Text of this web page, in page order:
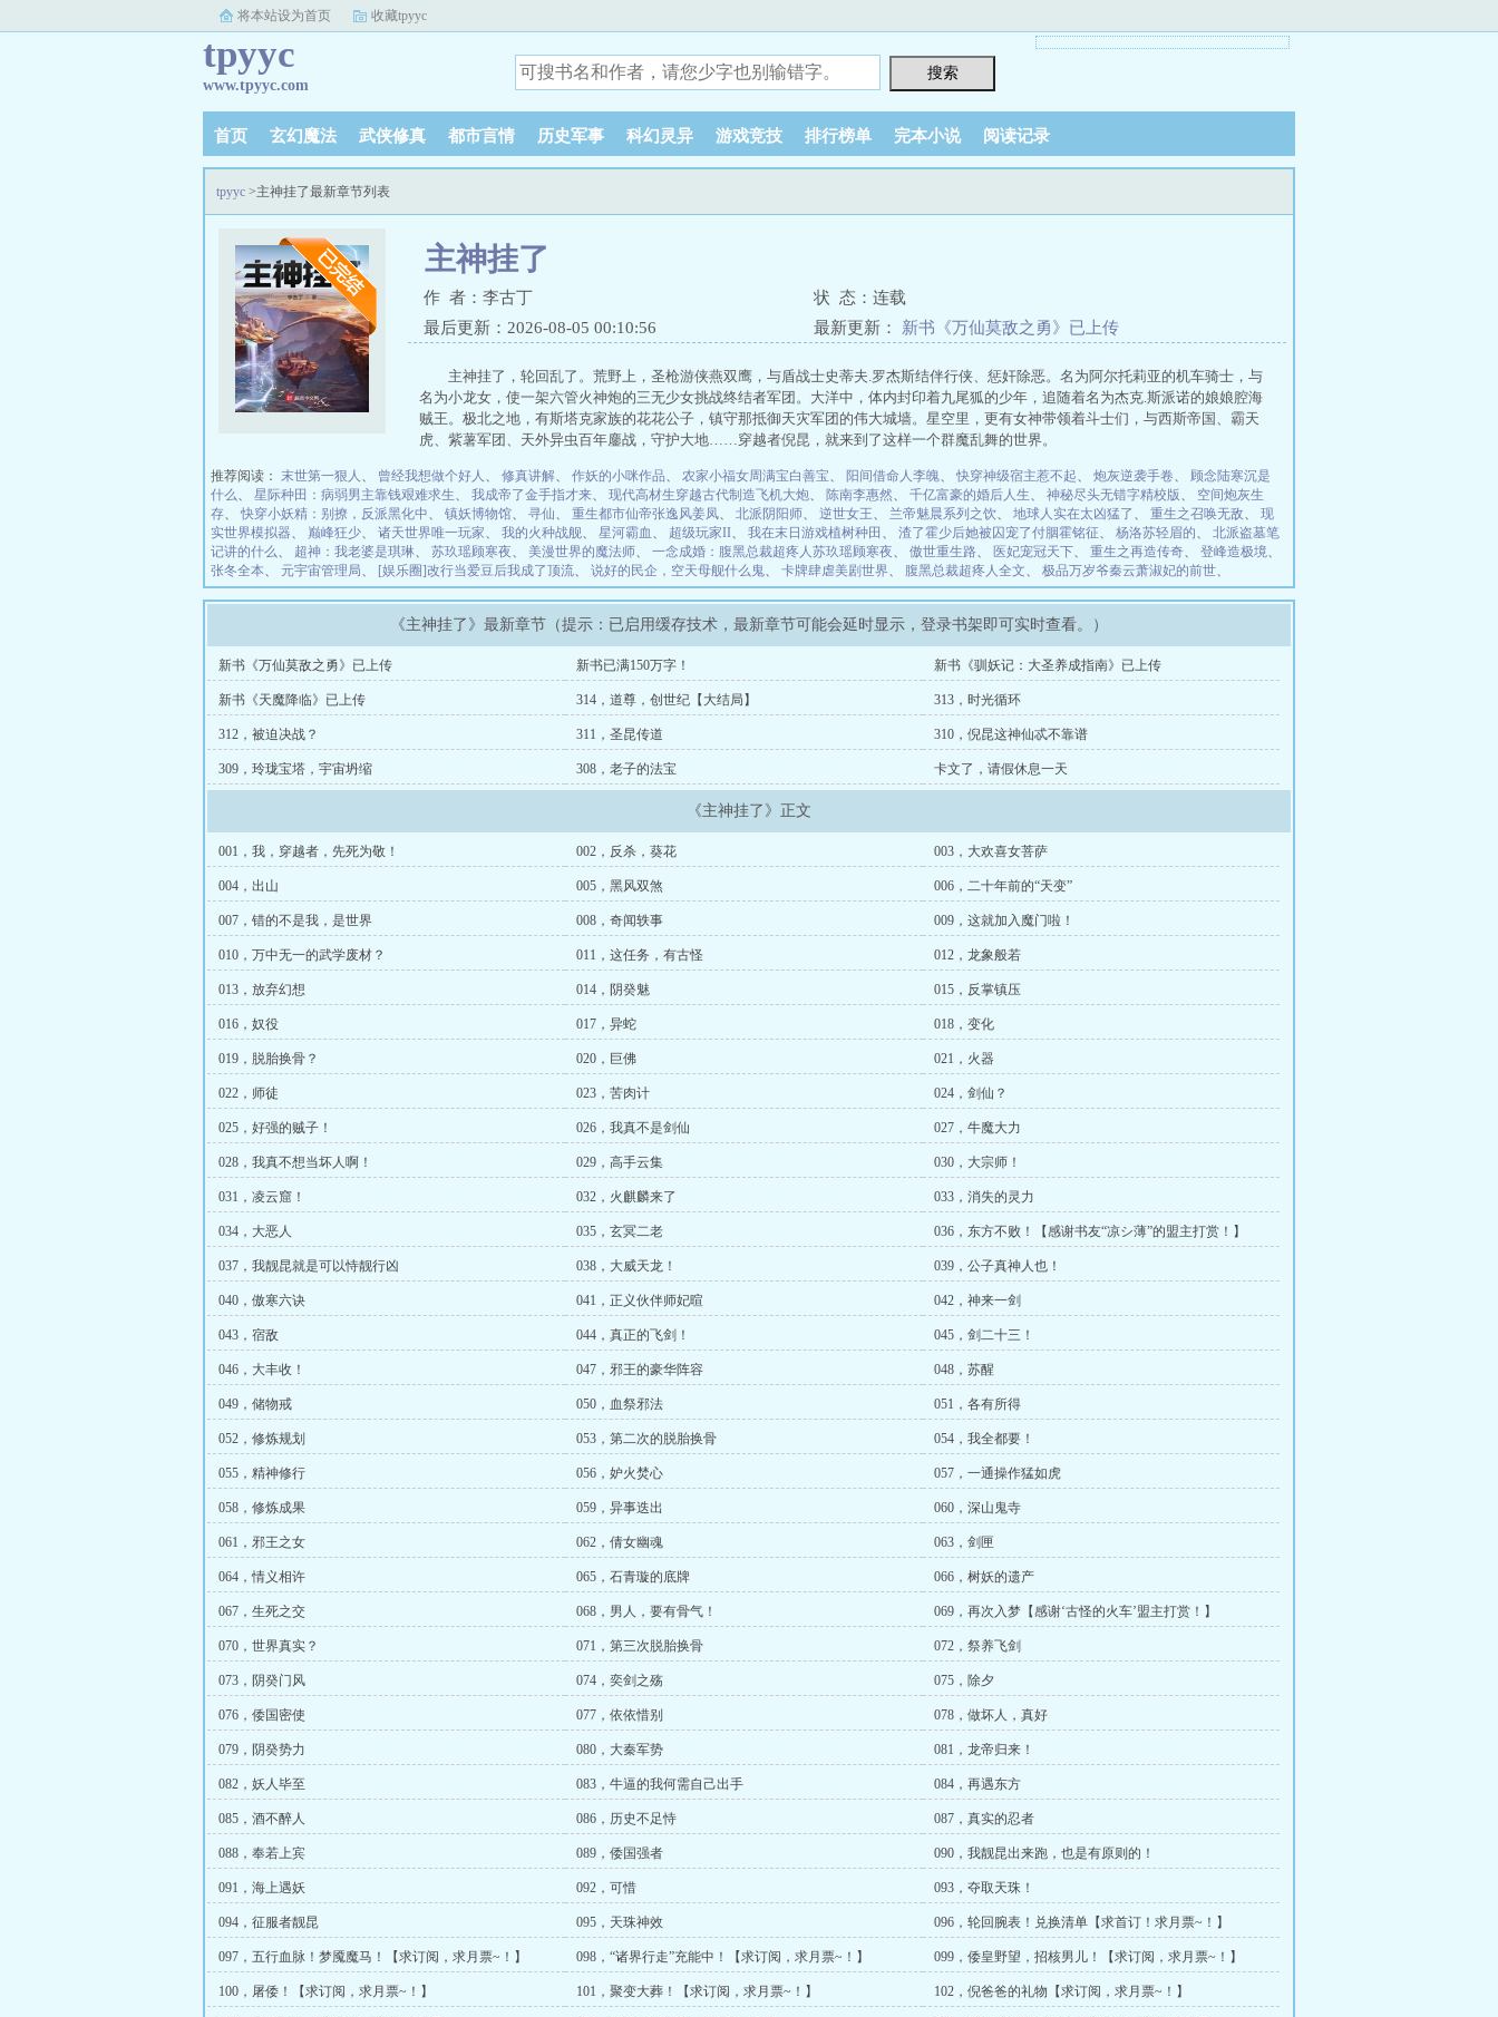
将本站设为首页 收藏tpyyc
tpyyc
www.tpyyc.com
首页 玄幻魔法 武侠修真 都市言情 历史军事 科幻灵异 游戏竞技 排行榜单 完本小说 阅读记录
tpyyc >主神挂了最新章节列表
主神挂了
作 者：李古丁
状 态：连载
最后更新：2026-08-05 00:10:56
最新更新： 新书《万仙莫敌之勇》已上传
主神挂了，轮回乱了。荒野上，圣枪游侠燕双鹰，与盾战士史蒂夫.罗杰斯结伴行侠、惩奸除恶。名为阿尔托莉亚的机车骑士，与
名为小龙女，使一架六管火神炮的三无少女挑战终结者军团。大洋中，体内封印着九尾狐的少年，追随着名为杰克.斯派诺的娘娘腔海
贼王。极北之地，有斯塔克家族的花花公子，镇守那抵御天灾军团的伟大城墙。星空里，更有女神带领着斗士们，与西斯帝国、霸天
虎、紫薯军团、天外异虫百年鏖战，守护大地……穿越者倪昆，就来到了这样一个群魔乱舞的世界。
推荐阅读： 末世第一狠人 、 曾经我想做个好人 、 修真讲解、 作妖的小咪作品、 农家小福女周满宝白善宝、 阳间借命人李魄、 快穿神级宿主惹不起、 炮灰逆袭手卷、 顾念陆寒沉是
什么、 星际种田：病弱男主靠钱艰难求生、 我成帝了金手指才来、 现代高材生穿越古代制造飞机大炮、 陈南李惠然、 千亿富豪的婚后人生、 神秘尽头无错字精校版、 空间炮灰生
存、 快穿小妖精：别撩，反派黑化中、 镇妖博物馆、 寻仙、 重生都市仙帝张逸风姜凤、 北派阴阳师、 逆世女王、 兰帝魅晨系列之饮、 地球人实在太凶猛了 、 重生之召唤无敌、 现
实世界模拟器、 巅峰狂少、 诸天世界唯一玩家、 我的火种战舰、 星河霸血 、 超级玩家II、 我在末日游戏植树种田 、 渣了霍少后她被囚宠了付胭霍铭征、 杨洛苏轻眉的、 北派盗墓笔
记讲的什么、 超神：我老婆是琪琳、 苏玖瑶顾寒夜、 美漫世界的魔法师、 一念成婚：腹黑总裁超疼人苏玖瑶顾寒夜、 傲世重生路、 医妃宠冠天下、 重生之再造传奇、 登峰造极境、
张冬全本、 元宇宙管理局、 [娱乐圈]改行当爱豆后我成了顶流、 说好的民企，空天母舰什么鬼、 卡牌肆虐美剧世界、 腹黑总裁超疼人全文、 极品万岁爷秦云萧淑妃的前世、
《主神挂了》最新章节（提示：已启用缓存技术，最新章节可能会延时显示，登录书架即可实时查看。）
新书《万仙莫敌之勇》已上传 新书已满150万字！ 新书《驯妖记：大圣养成指南》已上传
新书《天魔降临》已上传 314，道尊，创世纪【大结局】 313，时光循环
312，被迫决战？ 311，圣昆传道 310，倪昆这神仙忒不靠谱
309，玲珑宝塔，宇宙坍缩 308，老子的法宝 卡文了，请假休息一天
《主神挂了》正文
001，我，穿越者，先死为敬！ 002，反杀，葵花 003，大欢喜女菩萨
004，出山 005，黑风双煞 006，二十年前的“天变”
007，错的不是我，是世界 008，奇闻轶事 009，这就加入魔门啦！
010，万中无一的武学废材？ 011，这任务，有古怪 012，龙象般若
013，放弃幻想 014，阴癸魅 015，反掌镇压
016，奴役 017，异蛇 018，变化
019，脱胎换骨？ 020，巨佛 021，火器
022，师徒 023，苦肉计 024，剑仙？
025，好强的贼子！ 026，我真不是剑仙 027，牛魔大力
028，我真不想当坏人啊！ 029，高手云集 030，大宗师！
031，凌云窟！ 032，火麒麟来了 033，消失的灵力
034，大恶人 035，玄冥二老 036，东方不败！【感谢书友“凉シ薄”的盟主打赏！】
037，我靓昆就是可以恃靓行凶 038，大威天龙！ 039，公子真神人也！
040，傲寒六诀 041，正义伙伴师妃暄 042，神来一剑
043，宿敌 044，真正的飞剑！ 045，剑二十三！
046，大丰收！ 047，邪王的豪华阵容 048，苏醒
049，储物戒 050，血祭邪法 051，各有所得
052，修炼规划 053，第二次的脱胎换骨 054，我全都要！
055，精神修行 056，妒火焚心 057，一通操作猛如虎
058，修炼成果 059，异事迭出 060，深山鬼寺
061，邪王之女 062，倩女幽魂 063，剑匣
064，情义相许 065，石青璇的底牌 066，树妖的遗产
067，生死之交 068，男人，要有骨气！ 069，再次入梦【感谢‘古怪的火车’盟主打赏！】
070，世界真实？ 071，第三次脱胎换骨 072，祭养飞剑
073，阴癸门风 074，奕剑之殇 075，除夕
076，倭国密使 077，依依惜别 078，做坏人，真好
079，阴癸势力 080，大秦军势 081，龙帝归来！
082，妖人毕至 083，牛逼的我何需自己出手 084，再遇东方
085，酒不醉人 086，历史不足恃 087，真实的忍者
088，奉若上宾 089，倭国强者 090，我靓昆出来跑，也是有原则的！
091，海上遇妖 092，可惜 093，夺取天珠！
094，征服者靓昆 095，天珠神效 096，轮回腕表！兑换清单【求首订！求月票~！】
097，五行血脉！梦魇魔马！【求订阅，求月票~！】 098，“诸界行走”充能中！【求订阅，求月票~！】 099，倭皇野望，招核男儿！【求订阅，求月票~！】
100，屠倭！【求订阅，求月票~！】 101，聚变大葬！【求订阅，求月票~！】 102，倪爸爸的礼物【求订阅，求月票~！】